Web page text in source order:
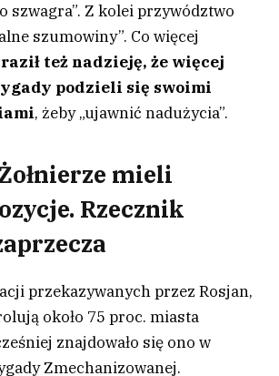
szwagra”. Z kolei przywództwo
szumowiny”. Co więcej
też nadzieję, że więcej
podzieli się swoimi
, żeby „ujawnić nadużycia”.
mieli
Rzecznik
przekazywanych przez Rosjan,
około 75 proc. miasta
znajdowało się ono w
Zmechanizowanej.